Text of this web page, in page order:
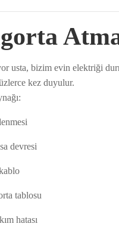
usta, bizim evin elektriği
kez duyulur.
devresi
tablosu
hatası